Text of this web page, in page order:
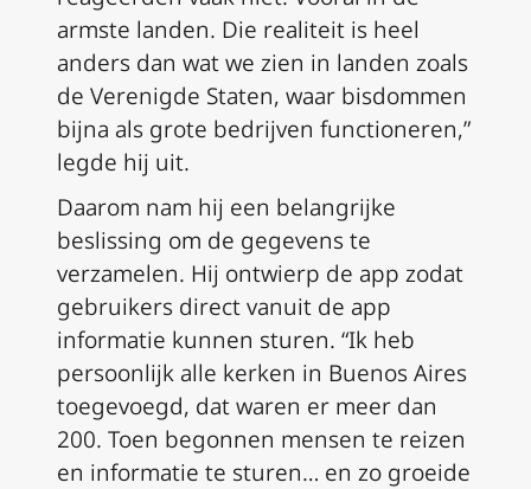
armste landen. Die realiteit is heel
anders dan wat we zien in landen zoals
de Verenigde Staten, waar bisdommen
bijna als grote bedrijven functioneren,”
legde hij uit.
Daarom nam hij een belangrijke
beslissing om de gegevens te
verzamelen. Hij ontwierp de app zodat
gebruikers direct vanuit de app
informatie kunnen sturen. “Ik heb
persoonlijk alle kerken in Buenos Aires
toegevoegd, dat waren er meer dan
200. Toen begonnen mensen te reizen
en informatie te sturen… en zo groeide